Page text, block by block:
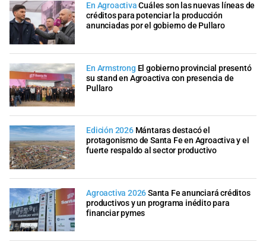
En Agroactiva Cuáles son las nuevas líneas de
créditos para potenciar la producción
anunciadas por el gobierno de Pullaro
En Armstrong El gobierno provincial presentó
su stand en Agroactiva con presencia de
Pullaro
Edición 2026 Mántaras destacó el
protagonismo de Santa Fe en Agroactiva y el
fuerte respaldo al sector productivo
Agroactiva 2026Santa Fe anunciará créditos
productivos y un programa inédito para
financiar pymes